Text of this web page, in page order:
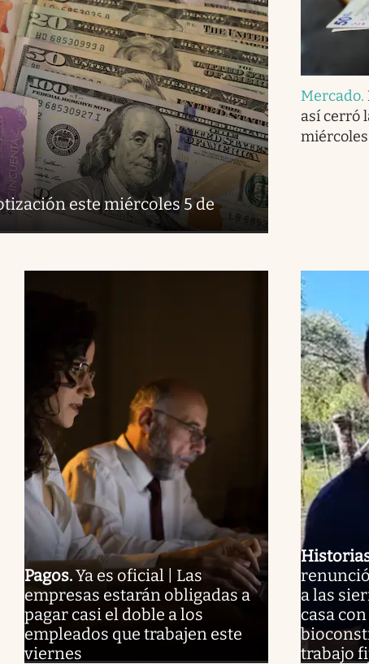
este miércoles 5 de
Mercado.
así cerró
Pagos.Ya es oficial | Las
empresas estarán obligadas a
pagar casi el doble a los
empleados que trabajen este
viernes
a las
casa
trabajo